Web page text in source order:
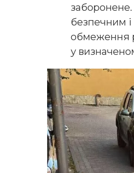
безпечним
oбмеження
у